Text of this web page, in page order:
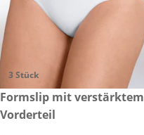
3 Stück
€ 29,99
Formslip mit verstärktem
Vorderteil